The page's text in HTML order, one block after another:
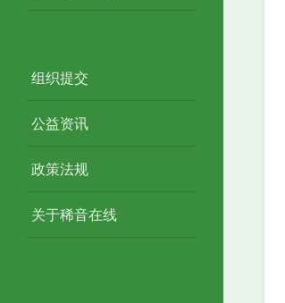
组织提交
公益资讯
政策法规
关于稀音在线